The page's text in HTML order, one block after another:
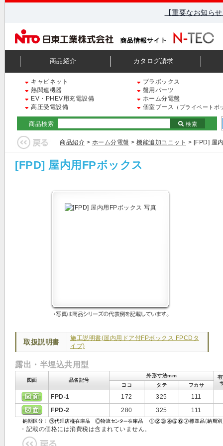
【重要なお知ら
商品紹介 カタログ請求
キャビネット
プラボックス
熱関連機器
盤用パーツ
EV・PHEV用充電設備
ホーム分電盤
高圧受電設備
個室ブース （プライベートボ
商品検索 検索
商品紹介 > ホーム分電盤 > 機能追加ユニット > [FPD] 屋
[FPD] 屋内用FPボックス
取扱説明書
施工説明書(屋内用ドア付FPボックス FPCDタ
イプ)
露出・半埋込共用型
図面 品名記号
外形寸法mm
ヨコ タテ フカサ
FPD-1 172 325
111
FPD-2
280 325 111
・記載の価格には消費税は含まれていません。